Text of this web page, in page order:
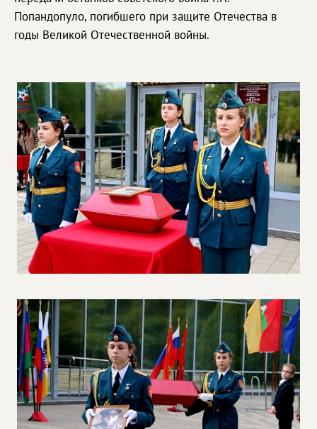
Попандопуло, погибшего при защите Отечества в
годы Великой Отечественной войны.